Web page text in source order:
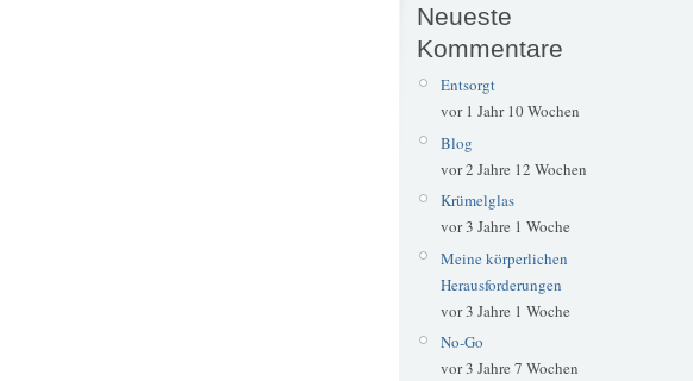
Neueste
Kommentare
Entsorgt
vor 1 Jahr 10 Wochen
Blog
vor 2 Jahre 12 Wochen
Krümelglas
vor 3 Jahre 1 Woche
Meine körperlichen
Herausforderungen
vor 3 Jahre 1 Woche
No-Go
vor 3 Jahre 7 Wochen